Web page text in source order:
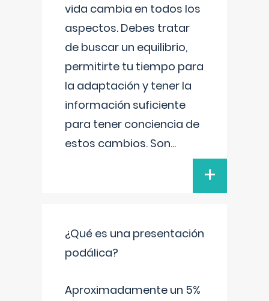
vida cambia en todos los
aspectos. Debes tratar
de buscar un equilibrio,
permitirte tu tiempo para
la adaptación y tener la
información suficiente
para tener conciencia de
estos cambios. Son...
+
¿Qué es una presentación
podálica?
Aproximadamente un 5%